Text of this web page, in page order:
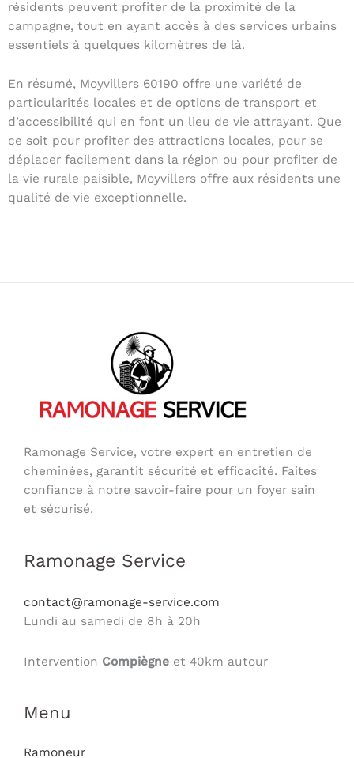
résidents peuvent profiter de la proximité de la
campagne, tout en ayant accès à des services urbains
essentiels à quelques kilomètres de là.
En résumé, Moyvillers 60190 offre une variété de
particularités locales et de options de transport et
d’accessibilité qui en font un lieu de vie attrayant. Que
ce soit pour profiter des attractions locales, pour se
déplacer facilement dans la région ou pour profiter de
la vie rurale paisible, Moyvillers offre aux résidents une
qualité de vie exceptionnelle.
Ramonage Service, votre expert en entretien de
cheminées, garantit sécurité et efficacité. Faites
confiance à notre savoir-faire pour un foyer sain
et sécurisé.
Ramonage Service
contact@ramonage-service.com
Lundi au samedi de 8h à 20h
Intervention Compiègne et 40km autour
Menu
Ramoneur